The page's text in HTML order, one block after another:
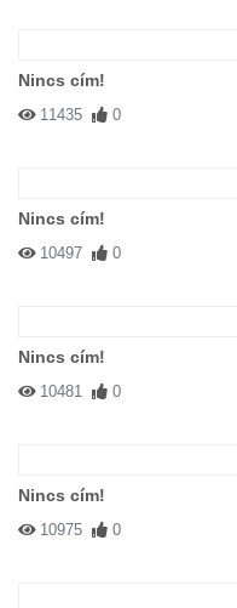
Nincs cím!
11435 0
Nincs cím!
10497 0
Nincs cím!
10481 0
Nincs cím!
10975 0